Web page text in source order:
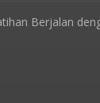
Berjalan